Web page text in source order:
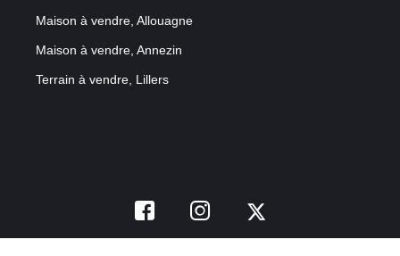
Maison à vendre, Allouagne
Maison à vendre, Annezin
Terrain à vendre, Lillers